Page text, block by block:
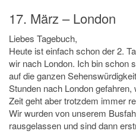
17. März – London
Liebes Tagebuch,
Heute ist einfach schon der 2.
wir nach London. Ich bin schon
auf die ganzen
Stunden nach London
Zeit geht aber trotzdem immer
Wir wurden von unserem
rausgelassen und sind dann